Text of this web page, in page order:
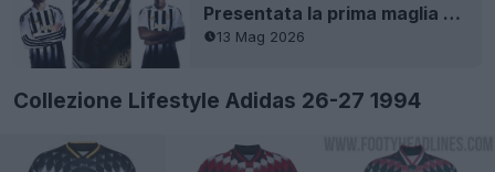
Presentata la prima maglia della Juventus 26-27
13 Mag 2026
Collezione Lifestyle Adidas 26-27 1994